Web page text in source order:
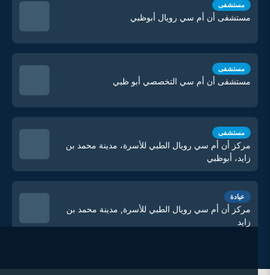
مستشفى
مستشفى أن أم سي رويال أبوظبي
مستشفى
مستشفى أن أم سي التخصصي أبو ظبي
مستشفى
مركز أن أم سي رويال الطبي للأسرة، مدينة محمد بن
زايد، أبوظبي
عيادة
مركز أن أم سي رويال الطبي للأسرة, مدينة محمد بن
زايد